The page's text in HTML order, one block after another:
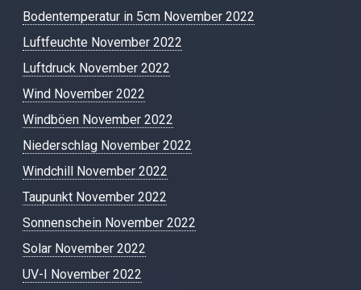
Bodentemperatur in 5cm November 2022
Luftfeuchte November 2022
Luftdruck November 2022
Wind November 2022
Windböen November 2022
Niederschlag November 2022
Windchill November 2022
Taupunkt November 2022
Sonnenschein November 2022
Solar November 2022
UV-I November 2022